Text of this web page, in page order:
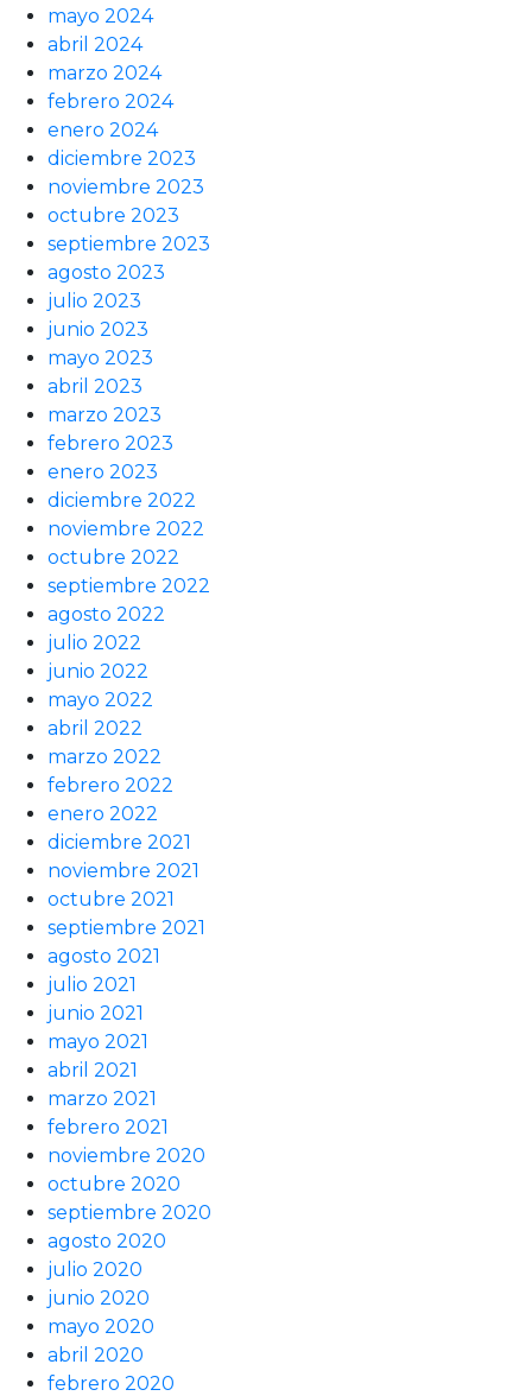
mayo 2024
abril 2024
marzo 2024
febrero 2024
enero 2024
diciembre 2023
noviembre 2023
octubre 2023
septiembre 2023
agosto 2023
julio 2023
junio 2023
mayo 2023
abril 2023
marzo 2023
febrero 2023
enero 2023
diciembre 2022
noviembre 2022
octubre 2022
septiembre 2022
agosto 2022
julio 2022
junio 2022
mayo 2022
abril 2022
marzo 2022
febrero 2022
enero 2022
diciembre 2021
noviembre 2021
octubre 2021
septiembre 2021
agosto 2021
julio 2021
junio 2021
mayo 2021
abril 2021
marzo 2021
febrero 2021
noviembre 2020
octubre 2020
septiembre 2020
agosto 2020
julio 2020
junio 2020
mayo 2020
abril 2020
febrero 2020